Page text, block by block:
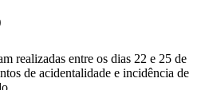
realizadas entre os dias 22 e 25 de
de acidentalidade e incidência de